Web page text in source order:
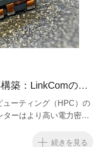
築：LinkComの
効率と安定性を向
ーティング（HPC）の
ーはより高い電力密度
体の性能を左右する中
続きを見る